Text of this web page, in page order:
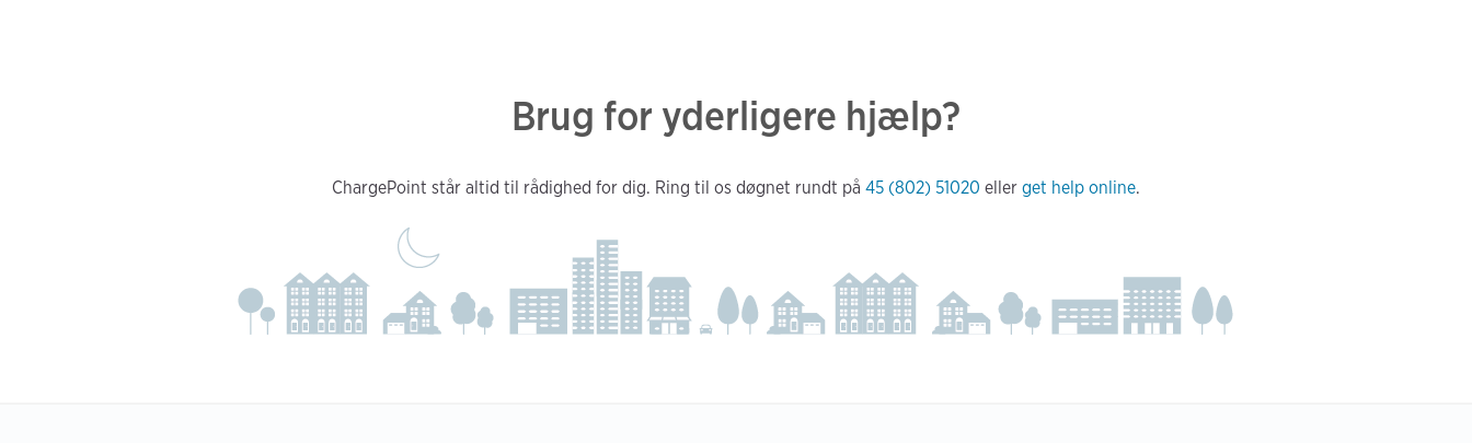
Brug for yderligere hjælp?
ChargePoint står altid til rådighed for dig. Ring til os døgnet rundt på 45 (802) 51020 eller get help online.